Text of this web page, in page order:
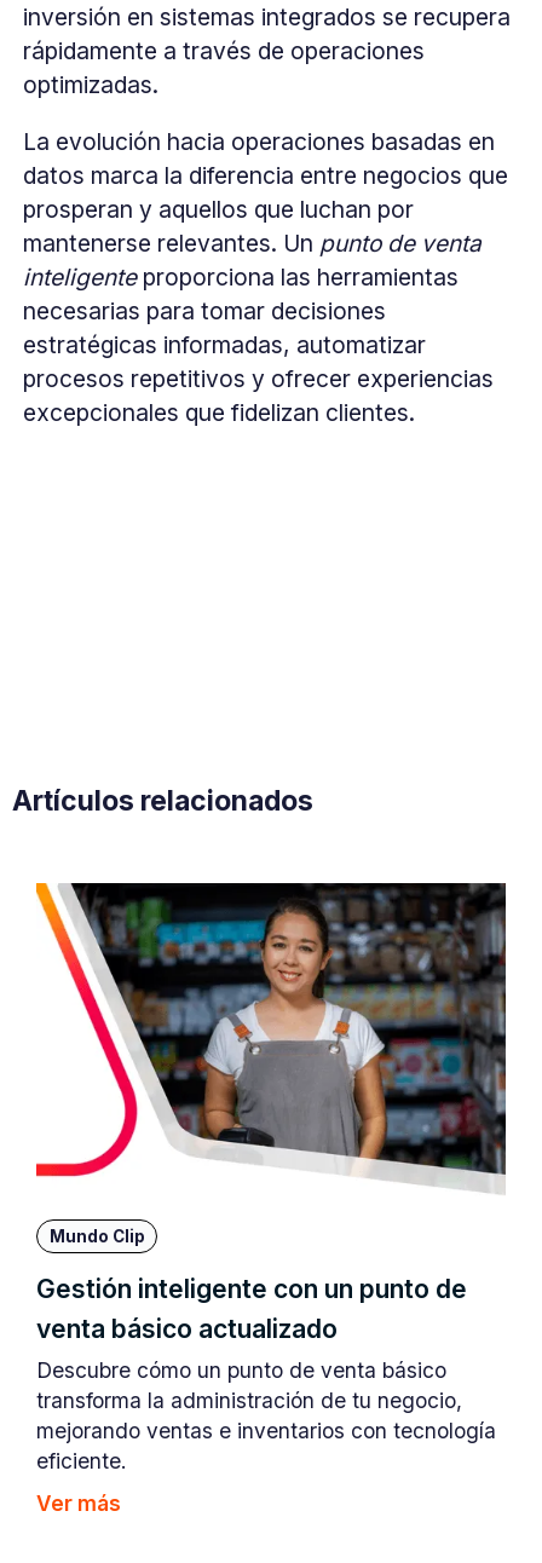
inversión en sistemas integrados se recupera
rápidamente a través de operaciones
optimizadas.
La evolución hacia operaciones basadas en
datos marca la diferencia entre negocios que
prosperan y aquellos que luchan por
mantenerse relevantes. Un punto de venta
inteligenteproporciona las herramientas
necesarias para tomar decisiones
estratégicas informadas, automatizar
procesos repetitivos y ofrecer experiencias
excepcionales que fidelizan clientes.
Artículos relacionados
Mundo Clip
Gestión inteligente con un punto de
venta básico actualizado
Descubre cómo un punto de venta básico
transforma la administración de tu negocio,
mejorando ventas e inventarios con tecnología
eficiente.
Ver más